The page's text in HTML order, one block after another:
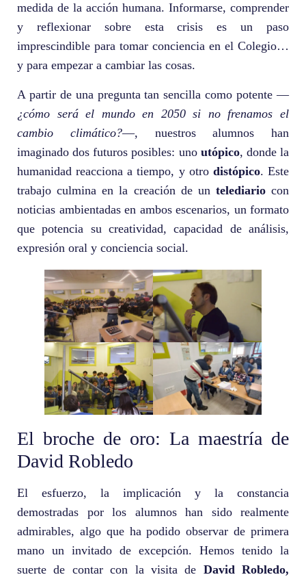
medida de la acción humana. Informarse, comprender
y reflexionar sobre esta crisis es un paso
imprescindible para tomar conciencia en el Colegio…
y para empezar a cambiar las cosas.
A partir de una pregunta tan sencilla como potente —
¿cómo será el mundo en 2050 si no frenamos el
cambio climático?—, nuestros alumnos han
imaginado dos futuros posibles: uno utópico, donde la
humanidad reacciona a tiempo, y otro distópico. Este
trabajo culmina en la creación de un telediariocon
noticias ambientadas en ambos escenarios, un formato
que potencia su creatividad, capacidad de análisis,
expresión oral y conciencia social.
El broche de oro: La maestría de
David Robledo
El esfuerzo, la implicación y la constancia
demostradas por los alumnos han sido realmente
admirables, algo que ha podido observar de primera
mano un invitado de excepción. Hemos tenido la
suerte de contar con la visita de David Robledo,